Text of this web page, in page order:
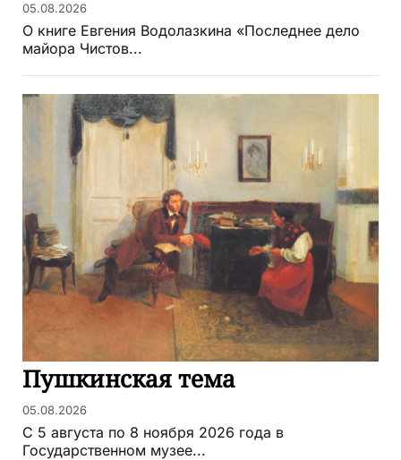
05.08.2026
О книге Евгения Водолазкина «Последнее дело
майора Чистов...
Пушкинская тема
05.08.2026
С 5 августа по 8 ноября 2026 года в
Государственном музее...